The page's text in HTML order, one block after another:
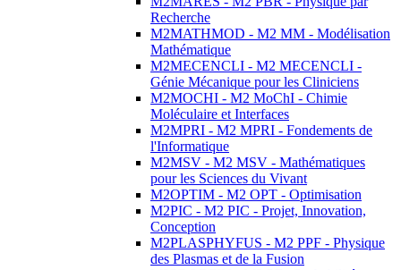
Recherche
M2MATHMOD - M2 MM - Modélisation
Mathématique
M2MECENCLI - M2 MECENCLI -
Génie Mécanique pour les Cliniciens
M2MOCHI - M2 MoChI - Chimie
Moléculaire et Interfaces
M2MPRI - M2 MPRI - Fondements de
l'Informatique
M2MSV - M2 MSV - Mathématiques
pour les Sciences du Vivant
M2OPTIM - M2 OPT - Optimisation
M2PIC - M2 PIC - Projet, Innovation,
Conception
M2PLASPHYFUS - M2 PPF - Physique
des Plasmas et de la Fusion